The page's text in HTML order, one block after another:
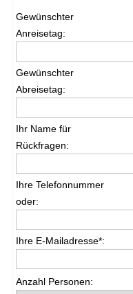
Gewünschter
Anreisetag:
Gewünschter
Abreisetag:
Ihr Name für
Rückfragen:
Ihre Telefonnummer
oder:
Ihre E-Mailadresse*:
Anzahl Personen: